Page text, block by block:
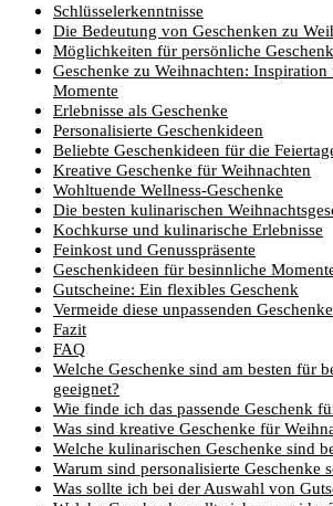
Schlüsselerkenntnisse
Die Bedeutung von Geschenken zu
Möglichkeiten für persönliche
Geschenke zu Weihnachten:
Momente
Erlebnisse als Geschenke
Personalisierte Geschenkideen
Beliebte Geschenkideen für die
Kreative Geschenke für Weihnachten
Wohltuende Wellness-Geschenke
Die besten kulinarischen
Kochkurse und kulinarische Erlebnisse
Feinkost und Genusspräsente
Geschenkideen für besinnliche
Gutscheine: Ein flexibles Geschenk
Vermeide diese unpassenden Geschenke
Fazit
FAQ
Welche Geschenke sind am besten für
geeignet?
Wie finde ich das passende Geschenk
Was sind kreative Geschenke für
Welche kulinarischen Geschenke sind
Warum sind personalisierte Geschenke
Was sollte ich bei der Auswahl von